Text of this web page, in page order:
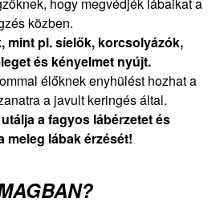
közben.
mint pl. síelők, korcsolyázók,
és kényelmet nyújt.
élőknek enyhülést hozhat a
a javult keringés által.
a fagyos lábérzetet és
meleg lábak érzését!